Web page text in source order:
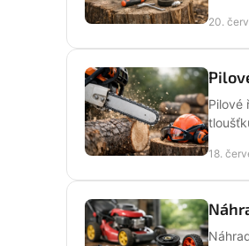
20.
Pilové
18.